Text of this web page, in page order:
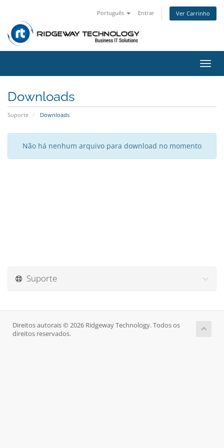
Português Entrar Ver Carrinho
Downloads
Suporte Downloads
Não há nenhum arquivo para download no momento
Suporte
Direitos autorais © 2026 Ridgeway Technology. Todos os
direitos reservados.